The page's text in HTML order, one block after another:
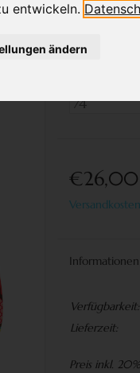
entwickeln.
ändern
€26,00
Versandkosten
Informationen
Verfügbarkeit:
Lieferzeit:
Preis inkl.